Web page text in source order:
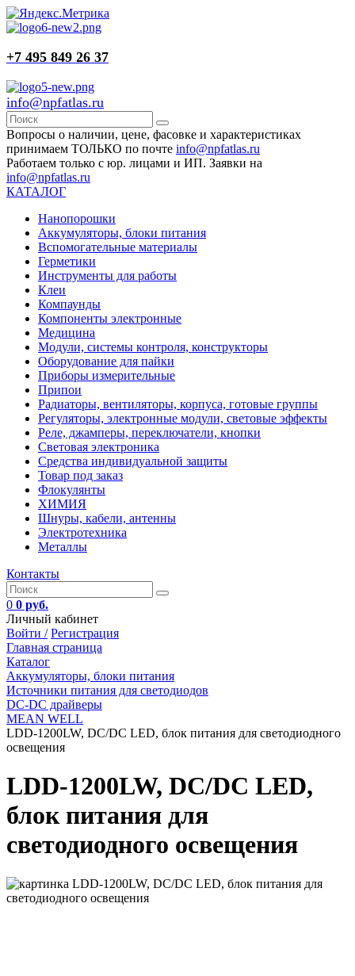
+7 495 849 26 37
info@npfatlas.ru
Вопросы о наличии, цене, фасовке и характеристиках
принимаем ТОЛЬКО по почте info@npfatlas.ru
Работаем только с юр. лицами и ИП. Заявки на
info@npfatlas.ru
КАТАЛОГ
Нанопорошки
Аккумуляторы, блоки питания
Вспомогательные материалы
Герметики
Инструменты для работы
Клеи
Компаунды
Компоненты электронные
Медицина
Модули, системы контроля, конструкторы
Оборудование для пайки
Приборы измерительные
Припои
Радиаторы, вентиляторы, корпуса, готовые группы
Регуляторы, электронные модули, световые эффекты
Реле, джамперы, переключатели, кнопки
Световая электроника
Средства индивидуальной защиты
Товар под заказ
Флокулянты
ХИМИЯ
Шнуры, кабели, антенны
Электротехника
Металлы
Контакты
0 0 руб.
Личный кабинет
Войти / Регистрация
Главная страница
Каталог
Аккумуляторы, блоки питания
Источники питания для светодиодов
DC-DC драйверы
MEAN WELL
LDD-1200LW, DC/DC LED, блок питания для светодиодного
освещения
LDD-1200LW, DC/DC LED,
блок питания для
светодиодного освещения